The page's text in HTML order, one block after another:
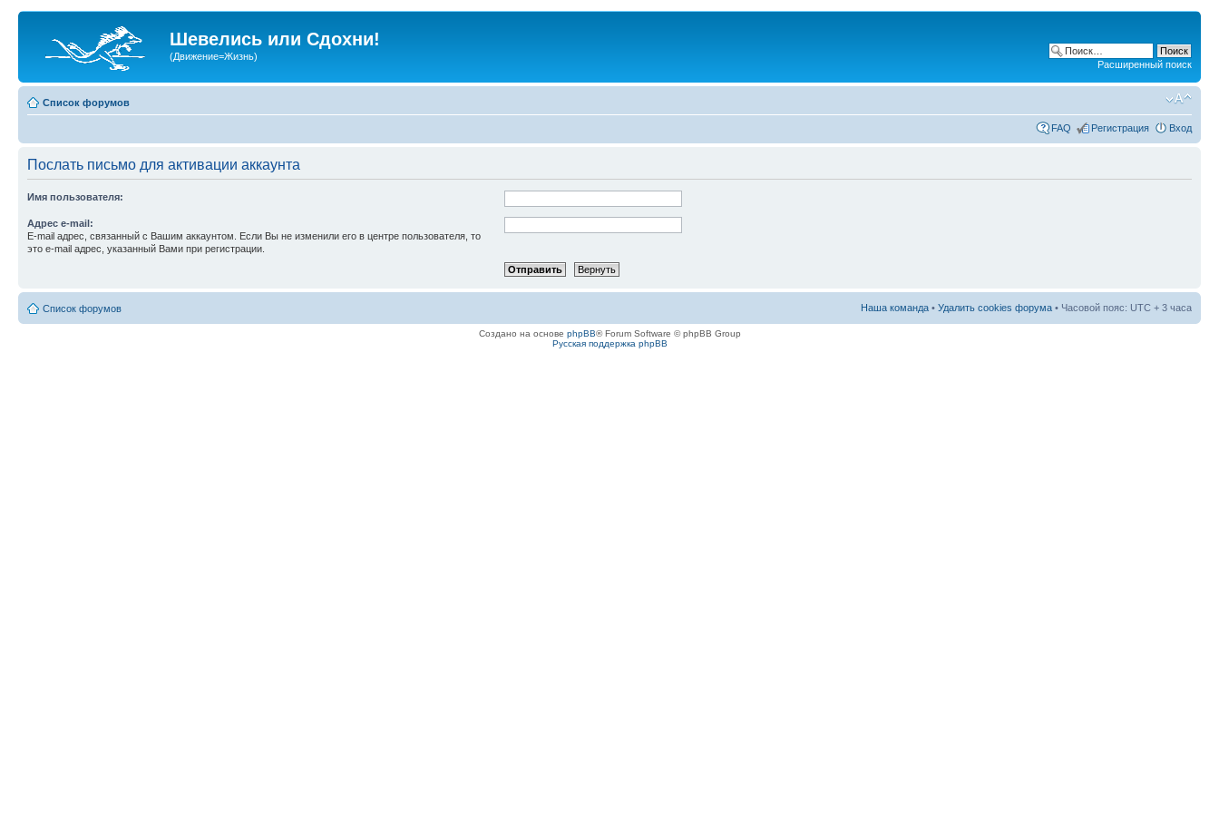
Шевелись или Сдохни!
(Движение=Жизнь)
Расширенный поиск
Список форумов
FAQ Регистрация Вход
Послать письмо для активации аккаунта
Имя пользователя:
Адрес e-mail:
E-mail адрес, связанный с Вашим аккаунтом. Если Вы не изменили его в центре пользователя, то
это e-mail адрес, указанный Вами при регистрации.
Список форумов Наша команда • Удалить cookies форума • Часовой пояс: UTC + 3 часа
Создано на основе phpBB® Forum Software © phpBB Group
Русская поддержка phpBB